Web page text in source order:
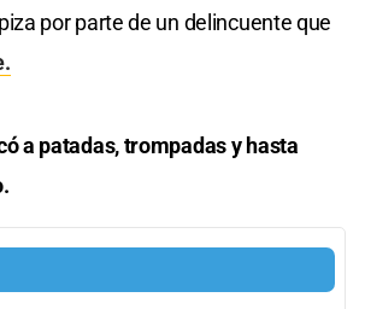
por parte de un delincuente que
a patadas, trompadas y hasta